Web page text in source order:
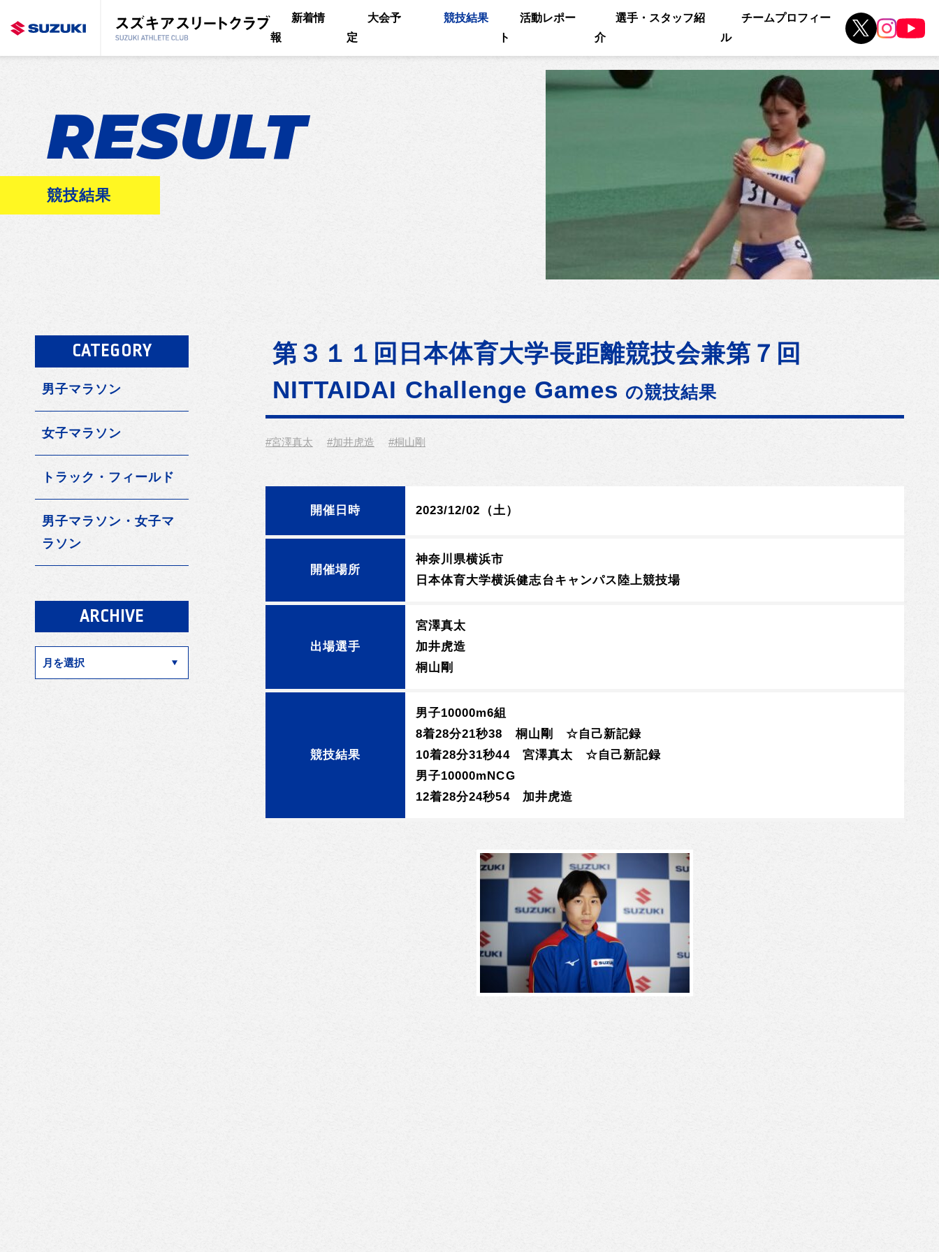
新着情
報
大会予
定
競技結果
活動レポー
ト
選手・スタッフ紹
介
チームプロフィー
ル
RESULT
競技結果
第３１１回日本体育大学長距離競技会兼第７回
NITTAIDAI Challenge Games の競技結果
#宮澤真太 #加井虎造 #桐山剛
開催日時 2023/12/02（土）
開催場所
神奈川県横浜市
日本体育大学横浜健志台キャンパス陸上競技場
出場選手
宮澤真太
加井虎造
桐山剛
競技結果
男子10000m6組
8着28分21秒38 桐山剛 ☆自己新記録
10着28分31秒44 宮澤真太 ☆自己新記録
男子10000mNCG
12着28分24秒54 加井虎造
CATEGORY
男子マラソン
女子マラソン
トラック・フィールド
男子マラソン・女子マ
ラソン
ARCHIVE